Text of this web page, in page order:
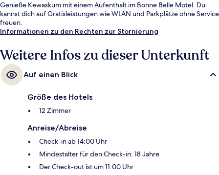
Genieße Kewaskum mit einem Aufenthalt im Bonne Belle Motel. Du
kannst dich auf Gratisleistungen wie WLAN und Parkplätze ohne Service
freuen.
Informationen zu den Rechten zur Stornierung
Weitere Infos zu dieser Unterkunft
Auf einen Blick
Größe des Hotels
12 Zimmer
Anreise/Abreise
Check-in ab 14:00 Uhr
Mindestalter für den Check-in: 18 Jahre
Der Check-out ist um 11:00 Uhr